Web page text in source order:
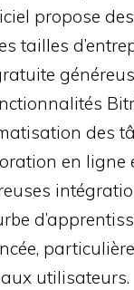
propose
tailles
des
en ligne
utilisateurs.